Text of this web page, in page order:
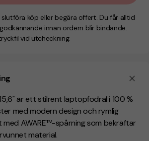
är ett stilrent laptopfodral i 100 %
med modern design och rymlig
med AWARE™-spårning som bekräftar
material.
köp eller begära offert. Du får alltid
innan ordern blir bindande.
vid utcheckning.